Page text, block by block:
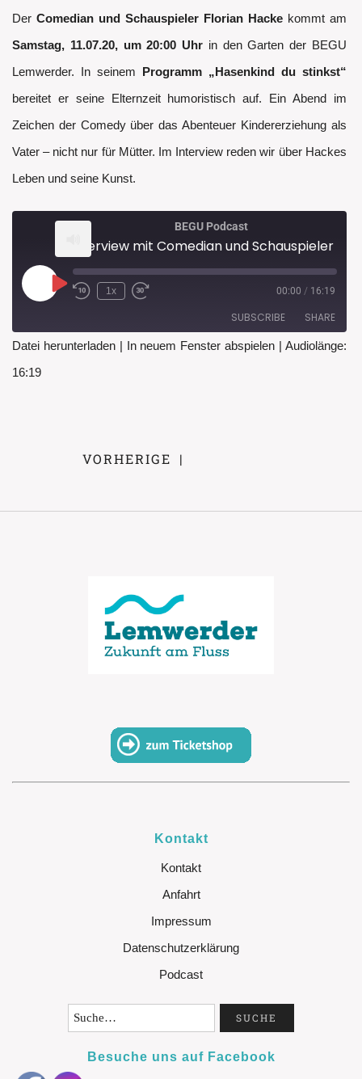
Der Comedian und Schauspieler Florian Hackekommt am
Samstag, 11.07.20, um 20:00 Uhr in den Garten der BEGU
Lemwerder. In seinem Programm „Hasenkind du stinkst“
bereitet er seine Elternzeit humoristisch auf. Ein Abend im
Zeichen der Comedy über das Abenteuer Kindererziehung als
Vater – nicht nur für Mütter. Im Interview reden wir über Hackes
Leben und seine Kunst.
BEGU Podcast
Play
EpisodeRewind
1x
Fast
seconds
00:00 / 16:19
SUBSCRIBE SHARE
RSS FEED
SHARE
Datei herunterladen| In neuem Fenster abspielen | Audiolänge:
16:19
VORHERIGE |
Kontakt
Kontakt
Anfahrt
Impressum
Datenschutzerklärung
Podcast
Besuche uns auf Facebook